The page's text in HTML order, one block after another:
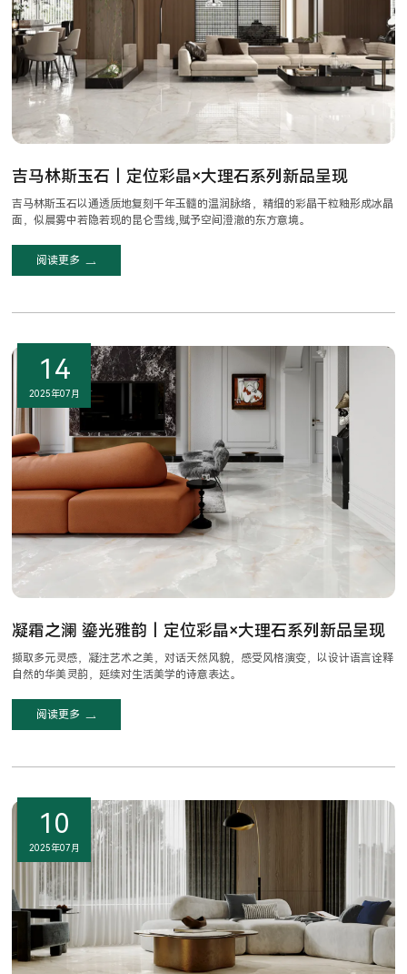
吉马林斯玉石｜定位彩晶×大理石系列新品呈现
吉马林斯玉石以通透质地复刻千年玉髓的温润脉络，精细的彩晶干粒釉形成冰晶
面，似晨雾中若隐若现的昆仑雪线,赋予空间澄澈的东方意境。
阅读更多
14
2025年07月
凝霜之澜 鎏光雅韵｜定位彩晶×大理石系列新品呈现
撷取多元灵感，凝注艺术之美，对话天然风貌，感受风格演变，以设计语言诠释
自然的华美灵韵，延续对生活美学的诗意表达。
阅读更多
10
2025年07月